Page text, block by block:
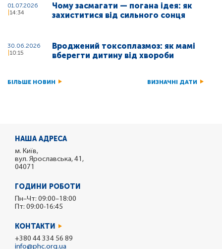
01.07.2026
14:34
Чому засмагати — погана ідея: як
захиститися від сильного сонця
30.06.2026
10:15
Вроджений токсоплазмоз: як мамі
вберегти дитину від хвороби
БІЛЬШЕ НОВИН ВИЗНАЧНІ ДАТИ
НАША АДРЕСА
м. Київ,
вул. Ярославська, 41,
04071
ГОДИНИ РОБОТИ
Пн–Чт: 09:00–18:00
Пт: 09:00-16:45
КОНТАКТИ
+380 44 334 56 89
info@phc.org.ua